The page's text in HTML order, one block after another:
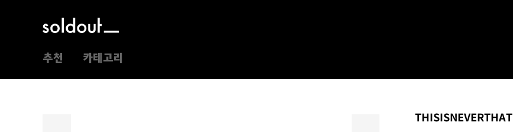
추천 카테고리
THISISNEVERTHAT